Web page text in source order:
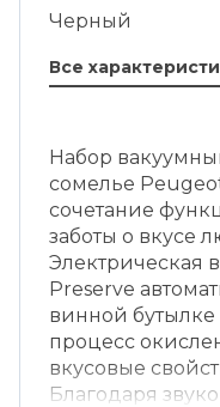
Черный
Все
Набор
сомелье
сочетание
заботы о вкусе
Электрическая
Preserve
винной бутылке
процесс
вкусовые
Благодаря